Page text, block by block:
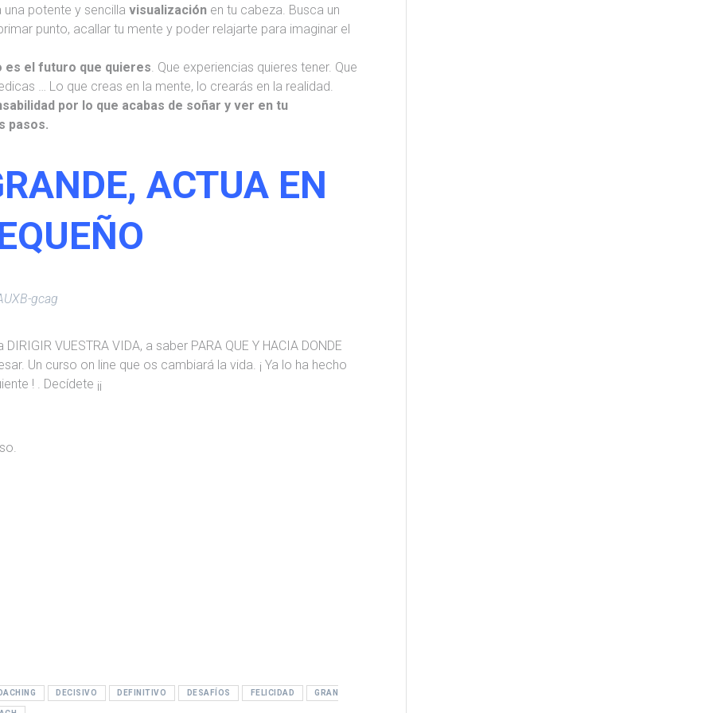
una potente y sencillavisualización en tu cabeza. Busca un
punto, acallar tu mente y poder relajarte para imaginar el
es el futuro que quieres . Que experiencias quieres tener. Que
… Lo que creas en la mente, lo crearás en la realidad.
por lo que acabas de soñar y ver en tu
pasos.
ACTUA EN
gcag
VUESTRA VIDA, a saber PARA QUE Y HACIA DONDE
Un curso on line que os cambiará la vida. ¡ Ya lo ha hecho
! . Decídete ¡¡
DECISIVO DEFINITIVO DESAFÍOS FELICIDAD GRAN